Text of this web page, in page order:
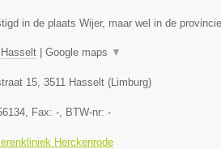
in de plaats Wijer, maar wel in de
Hasselt| Google maps ▼
15, 3511 Hasselt(Limburg)
, Fax: -, BTW-nr: -
Herckenrode